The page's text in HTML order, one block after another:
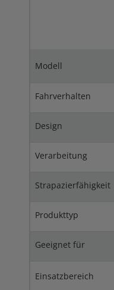
Modell
Fahrverhalten
Design
Verarbeitung
Strapazierfähigkeit
Produkttyp
Geeignet für
Einsatzbereich